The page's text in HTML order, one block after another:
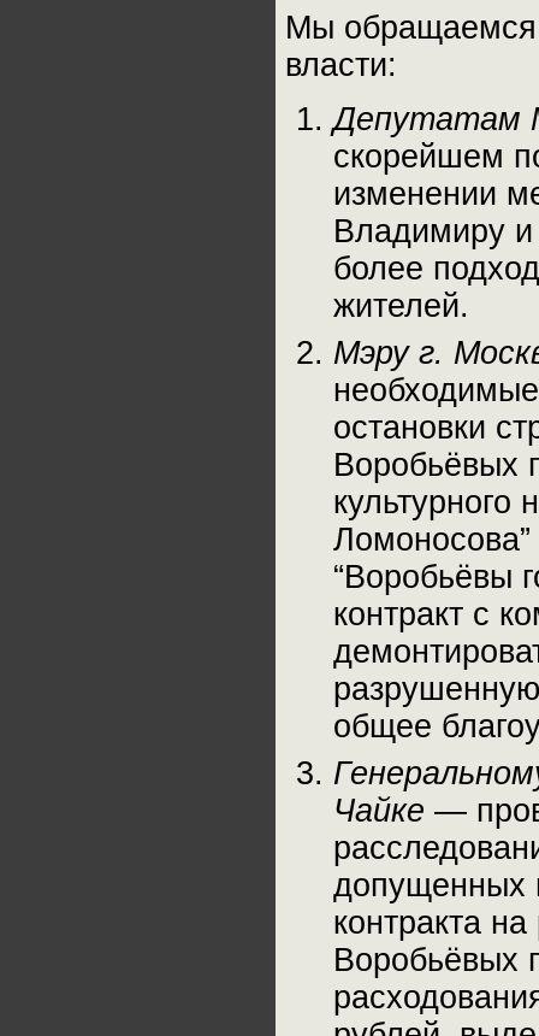
Мы обращаемся
власти:
Депутатам
скорейшем
изменении
Владимиру и
более
жителей.
Мэру г.
остановки
Воробьёвых
Ломоносова”
“Воробьёвы
контракт с
общее
Чайке —
допущенных
контракта
Воробьёвых